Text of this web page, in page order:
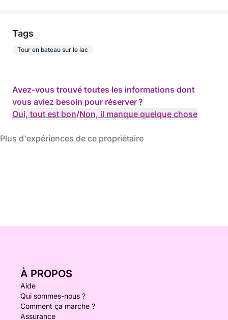
Tags
Tour en bateau sur le lac
Avez-vous trouvé toutes les informations dont
vous aviez besoin pour réserver ?
Oui, tout est bon/Non, il manque quelque chose
Plus d'expériences de ce propriétaire
À PROPOS
Aide
Qui sommes-nous ?
Comment ça marche ?
Assurance